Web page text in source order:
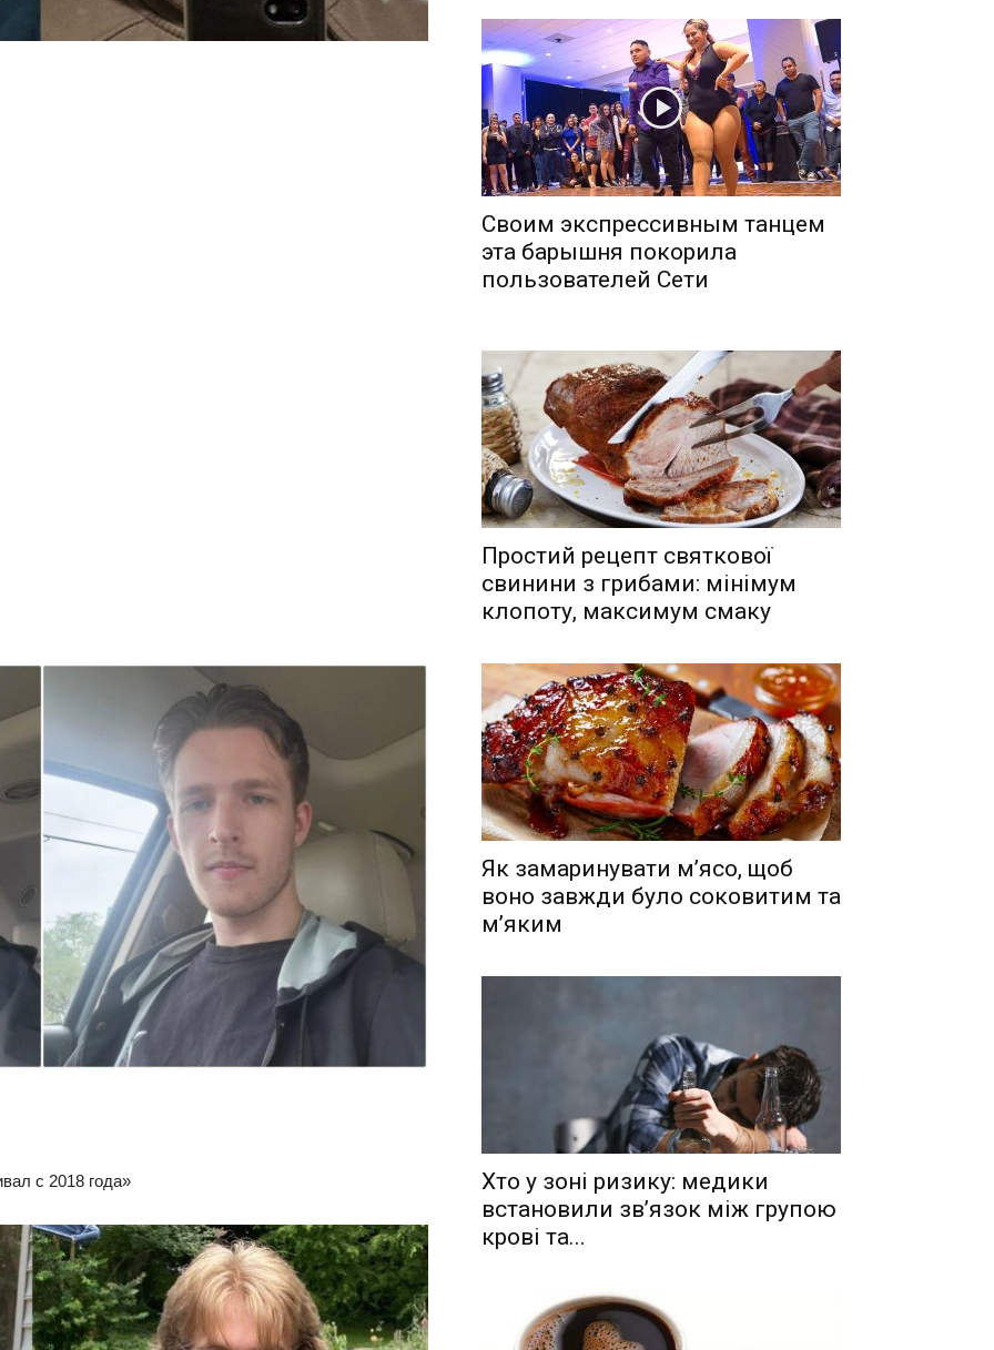
с 2018 года»
Своим экспрессивным танцем
эта барышня покорила
пользователей Сети
Простий рецепт святкової
свинини з грибами: мінімум
клопоту, максимум смаку
Як замаринувати м’ясо, щоб
воно завжди було соковитим та
м’яким
Хто у зоні ризику: медики
встановили зв’язок між групою
крові та...